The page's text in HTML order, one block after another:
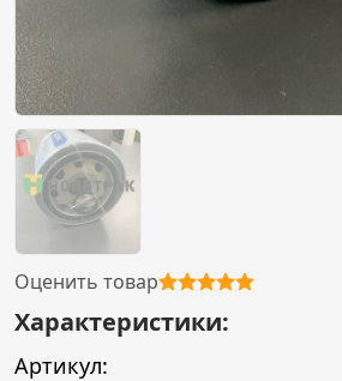
Оценить товар
Характеристики:
Артикул: